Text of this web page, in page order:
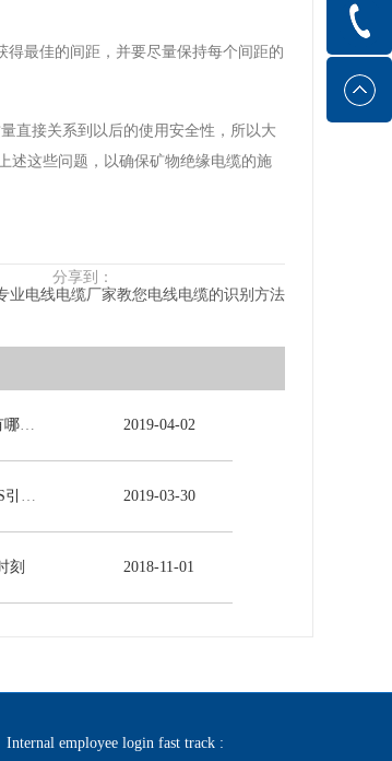
最佳的间距，并要尽量保持每个间距的
直接关系到以后的使用安全性，所以大
述这些问题，以确保矿物绝缘电缆的施
分享到：
业电线电缆厂家教您电线电缆的识别方法
2019-04-02
2019-03-30
刻 2018-11-01
Internal employee login fast track :